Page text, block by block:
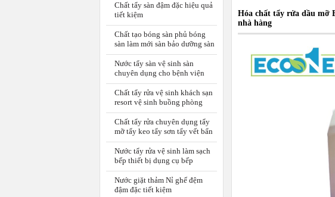
Chất tẩy sàn đậm đặc hiệu quả
tiết kiệm
Chất tạo bóng sàn phủ bóng
sàn làm mới sàn bảo dưỡng sàn
Nước tẩy sàn vệ sinh sàn
chuyên dụng cho bệnh viện
Chất tẩy rửa vệ sinh khách sạn
resort vệ sinh buồng phòng
Chất tẩy rửa chuyên dụng tẩy
mỡ tẩy keo tẩy sơn tẩy vết bẩn
Nước tẩy rửa vệ sinh làm sạch
bếp thiết bị dụng cụ bếp
Nước giặt thảm Nỉ ghế đệm
đậm đặc tiết kiệm
Hóa chất tẩy rửa dầu mỡ
nhà hàng